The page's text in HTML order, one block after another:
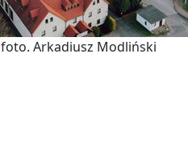
foto. Arkadiusz Modliński